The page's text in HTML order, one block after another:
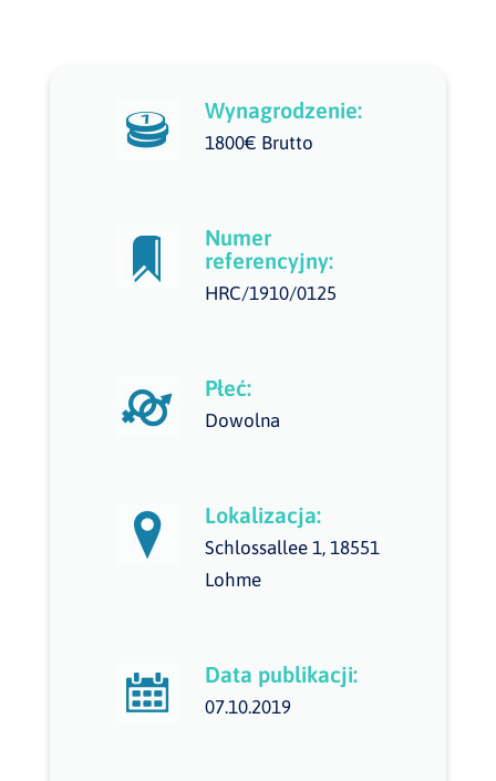
Wynagrodzenie:
1800€ Brutto
Numer
referencyjny:
HRC/1910/0125
Płeć:
Dowolna
Lokalizacja:
Schlossallee 1, 18551
Lohme
Data publikacji:
07.10.2019